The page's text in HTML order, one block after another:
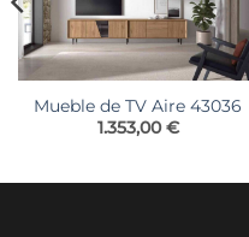
Mueble de TV Aire 43036
1.353,00€